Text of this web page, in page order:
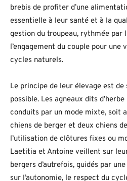
brebis de profiter d’une
essentielle à leur santé et à la
gestion du troupeau, rythmée par
l’engagement du couple pour une
cycles naturels.
Le principe de leur élevage est
possible. Les agneaux dits
conduits par un mode mixte, soit
chiens de berger et deux chiens
l’utilisation de clôtures fixes ou
Laetitia et Antoine veillent sur
bergers d’autrefois, guidés par
sur l’autonomie, le respect du